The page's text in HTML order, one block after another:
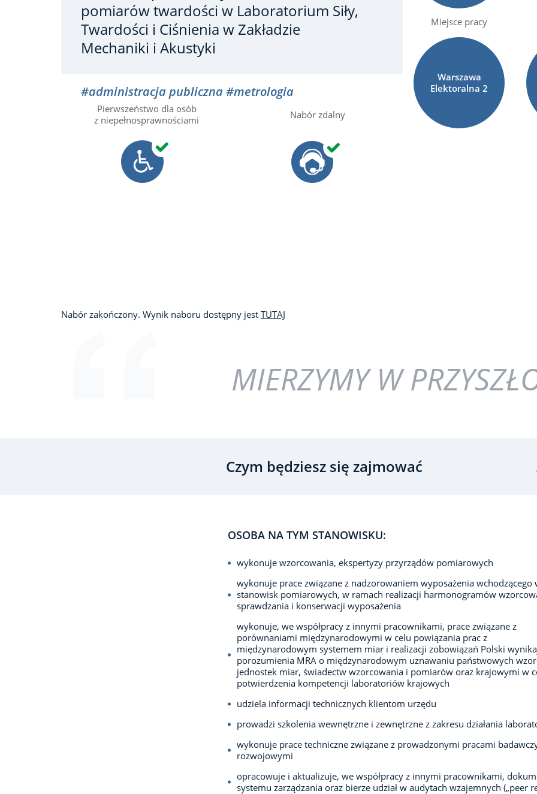
pomiarów twardości w Laboratorium Siły,
Twardości i Ciśnienia w Zakładzie
Mechaniki i Akustyki
#administracja publiczna#metrologia
Pierwszeństwo dla osób
z niepełnosprawnościami
Nabór zdalny
Miejsce pracy
Warszawa
Elektoralna2
Nabór zakończony. Wynik naboru dostępny jest TUTAJ
MIERZYMY W
Czym będziesz się zajmować
OSOBA NA TYM STANOWISKU:
wykonuje wzorcowania, ekspertyzy przyrządów pomiarowych
wykonuje prace związane z nadzorowaniem wyposażenia wchodzącego
stanowisk pomiarowych, w ramach realizacji harmonogramów
sprawdzania i konserwacji wyposażenia
wykonuje, we współpracy z innymi pracownikami, prace związane z
porównaniami międzynarodowymi w celu powiązania prac z
międzynarodowym systemem miar i realizacji zobowiązań Polski
porozumienia MRA o międzynarodowym uznawaniu państwowych
jednostek miar, świadectw wzorcowania i pomiarów oraz krajowymi w
potwierdzenia kompetencji laboratoriów krajowych
udziela informacji technicznych klientom urzędu
prowadzi szkolenia wewnętrzne i zewnętrzne z zakresu działania
wykonuje prace techniczne związane z prowadzonymi pracami
rozwojowymi
opracowuje i aktualizuje, we współpracy z innymi pracownikami,
systemu zarządzania oraz bierze udział w audytach wzajemnych („peer